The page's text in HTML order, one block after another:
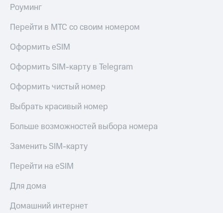
Роуминг
Перейти в МТС со своим номером
Оформить eSIM
Оформить SIM-карту в Telegram
Оформить чистый номер
Выбрать красивый номер
Больше возможностей выбора номера
Заменить SIM-карту
Перейти на eSIM
Для дома
Домашний интернет